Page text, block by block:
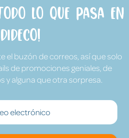
lo que pasa en
Dideco!
el buzón de correos, así que solo
de promociones geniales, de
y alguna que otra sorpresa.